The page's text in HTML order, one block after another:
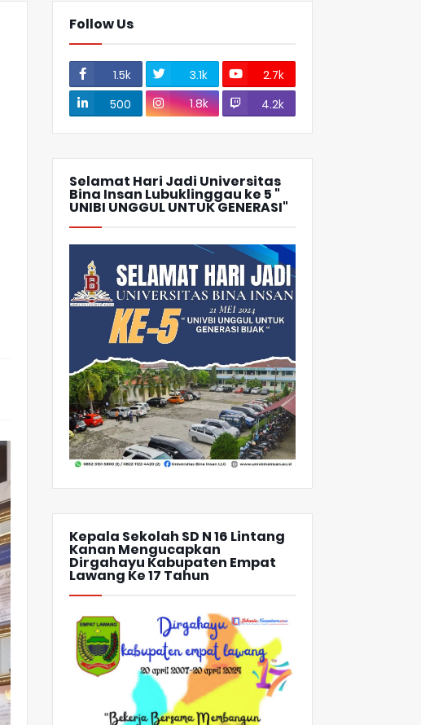
Follow Us
1.5k 3.1k
2.7k
500
1.8k 4.2k
Selamat Hari Jadi Universitas
Bina Insan Lubuklinggau ke 5 "
UNIBI UNGGUL UNTUK GENERASI"
Kepala Sekolah SD N 16 Lintang
Kanan Mengucapkan
Dirgahayu Kabupaten Empat
Lawang Ke 17 Tahun